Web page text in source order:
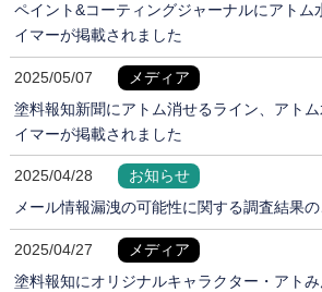
ペイント&コーティングジャーナルにアトム
イマーが掲載されました
2025/05/07
メディア
塗料報知新聞にアトム消せるライン、アト
イマーが掲載されました
2025/04/28
お知らせ
メール情報漏洩の可能性に関する調査結果
2025/04/27
メディア
塗料報知にオリジナルキャラクター・アト